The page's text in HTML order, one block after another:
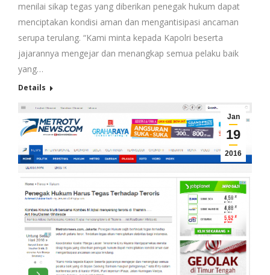
menilai sikap tegas yang diberikan penegak hukum dapat
menciptakan kondisi aman dan mengantisipasi ancaman
serupa terulang. “Kami minta kepada Kapolri beserta
jajarannya mengejar dan menangkap semua pelaku baik
yang…
Details
Jan
19
2016